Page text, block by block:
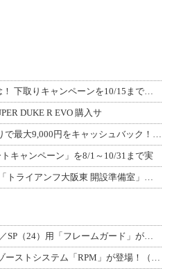
DUKE R EVO 購入サ
キャンペーン」を8/1～10/31まで実